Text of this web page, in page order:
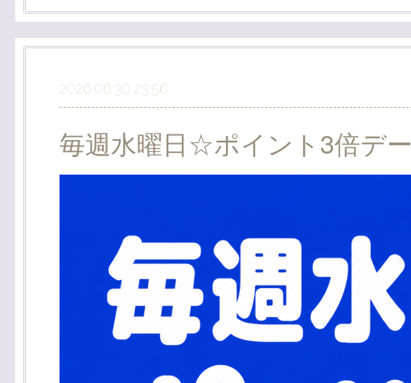
2026.06.30 23:56
毎週水曜日☆ポイント3倍デー